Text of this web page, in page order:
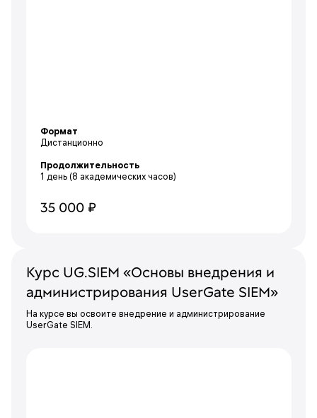
Формат
Дистанционно
Продолжительность
1 день(8 академических часов)
35 000 ₽
Курс UG.SIEM «Основы внедрения и
администрирования UserGate SIEM»
На курсе вы освоите внедрение и администрирование
UserGate SIEM.